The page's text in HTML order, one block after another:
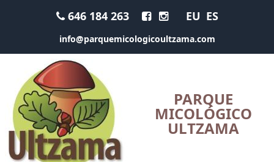
646 184 263 EU ES
info@parquemicologicoultzama.com
PARQUE
MICOLÓGICO
ULTZAMA